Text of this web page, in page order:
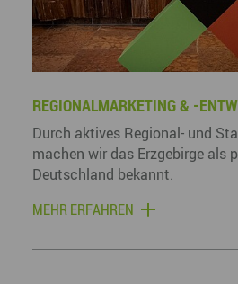
REGIONALMARKETING & -
Durch aktives Regional- und
machen wir das Erzgebirge als
Deutschland bekannt.
MEHR ERFAHREN